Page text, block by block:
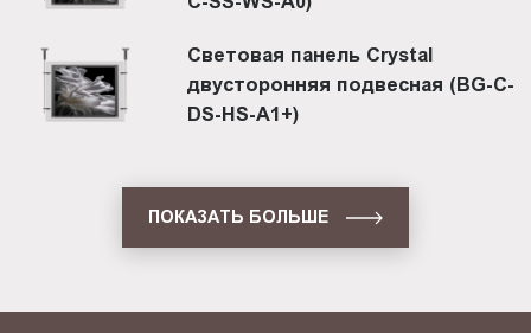
Световая панель Crystal
двусторонняя подвесная (BG-C-
DS-HS-A1+)
ПОКАЗАТЬ БОЛЬШЕ